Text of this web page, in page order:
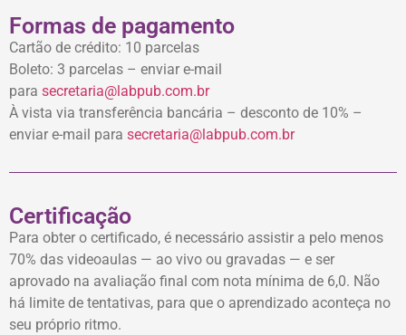
Formas de pagamento
Cartão de crédito: 10 parcelas
Boleto: 3 parcelas – enviar e-mail
para secretaria@labpub.com.br
À vista via transferência bancária – desconto de 10% –
enviar e-mail para secretaria@labpub.com.br
Certificação
Para obter o certificado, é necessário assistir a pelo menos
70% das videoaulas — ao vivo ou gravadas — e ser
aprovado na avaliação final com nota mínima de 6,0. Não
há limite de tentativas, para que o aprendizado aconteça no
seu próprio ritmo.